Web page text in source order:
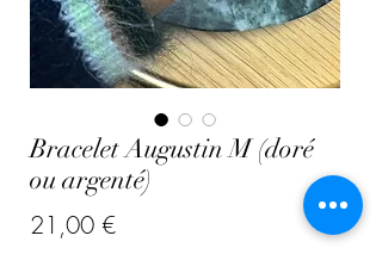
Bracelet Augustin M (doré
ou argenté)
21,00 €Prix